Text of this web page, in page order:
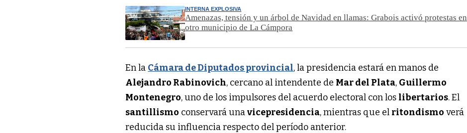
INTERNA EXPLOSIVA
Amenazas, tensión y un árbol de Navidad en llamas: Grabois activó protestas en
otro municipio de La Cámpora
En la Cámara de Diputados provincial, la presidencia estará en manos de
Alejandro Rabinovich, cercano al intendente de Mar del Plata, Guillermo
Montenegro, uno de los impulsores del acuerdo electoral con los libertarios. El
santillismo conservará unavicepresidencia, mientras que el ritondismo verá
reducida su influencia respecto del período anterior.